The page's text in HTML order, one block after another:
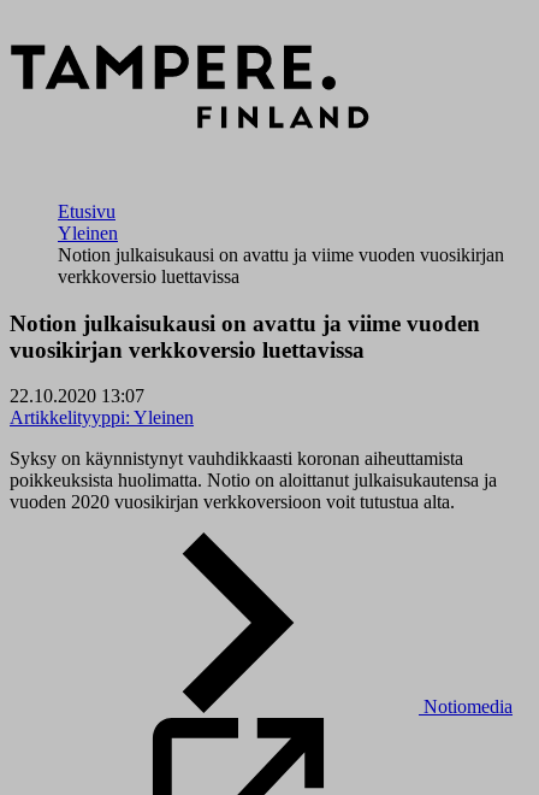
Etusivu
Yleinen
Notion julkaisukausi on avattu ja viime vuoden vuosikirjan
verkkoversio luettavissa
Notion julkaisukausi on avattu ja viime vuoden
vuosikirjan verkkoversio luettavissa
22.10.2020 13:07
Artikkelityyppi: Yleinen
Syksy on käynnistynyt vauhdikkaasti koronan aiheuttamista
poikkeuksista huolimatta. Notio on aloittanut julkaisukautensa ja
vuoden 2020 vuosikirjan verkkoversioon voit tutustua alta.
Notiomedia